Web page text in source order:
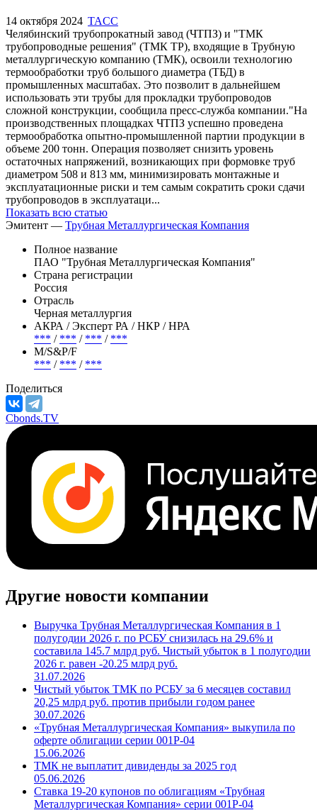
14 октября 2024 TACC
Челябинский трубопрокатный завод (ЧТПЗ) и "ТМК
трубопроводные решения" (ТМК ТР), входящие в Трубную
металлургическую компанию (ТМК), освоили технологию
термообработки труб большого диаметра (ТБД) в
промышленных масштабах. Это позволит в дальнейшем
использовать эти трубы для прокладки трубопроводов
сложной конструкции, сообщила пресс-служба компании."На
производственных площадках ЧТПЗ успешно проведена
термообработка опытно-промышленной партии продукции в
объеме 200 тонн. Операция позволяет снизить уровень
остаточных напряжений, возникающих при формовке труб
диаметром 508 и 813 мм, минимизировать монтажные и
эксплуатационные риски и тем самым сократить сроки сдачи
трубопроводов в эксплуатаци...
Показать всю статью
Эмитент — Трубная Металлургическая Компания
Полное название
ПАО "Трубная Металлургическая Компания"
Страна регистрации
Россия
Отрасль
Черная металлургия
АКРА / Эксперт РА / НКР / НРА
*** / *** / *** / ***
М/S&P/F
*** / *** / ***
Поделиться
Cbonds.TV
Другие новости компании
Выручка Трубная Металлургическая Компания в 1
полугодии 2026 г. по РСБУ снизилась на 29.6% и
составила 145.7 млрд руб. Чистый убыток в 1 полугодии
2026 г. равен -20.25 млрд руб.
31.07.2026
Чистый убыток ТМК по РСБУ за 6 месяцев составил
20,25 млрд руб. против прибыли годом ранее
30.07.2026
«Трубная Металлургическая Компания» выкупила по
оферте облигации серии 001P-04
15.06.2026
ТМК не выплатит дивиденды за 2025 год
05.06.2026
Ставка 19-20 купонов по облигациям «Трубная
Металлургическая Компания» серии 001P-04